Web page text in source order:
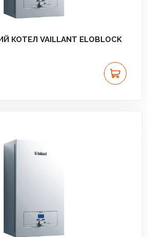
КОТЕЛ VAILLANT ELOBLOCK